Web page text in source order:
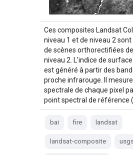
Ces composites Landsat
niveau 1 et de niveau 2
de scènes orthorectifiées
niveau 2. L'indice de
est généré à partir des
proche infrarouge. Il
spectrale de chaque pixel
point spectral de référence
bai fire landsat
landsat-composite